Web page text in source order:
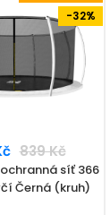
-32%
839 Kč
síť 366
Černá (kruh)